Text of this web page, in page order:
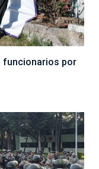
funcionarios por